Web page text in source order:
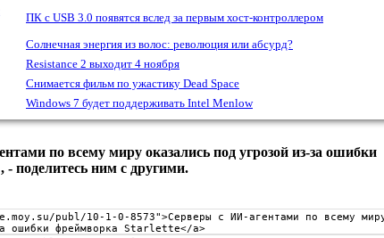
ПК с USB 3.0 появятся вслед за первым хост-контроллером
Солнечная энергия из волос: революция или абсурд?
Resistance 2 выходит 4 ноября
Снимается фильм по ужастику Dead Space
Windows 7 будет поддерживать Intel Menlow
по всему миру оказались под угрозой из-за ошибки
поделитесь ним с другими.